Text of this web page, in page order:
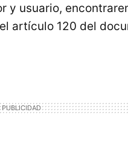
y usuario,
artículo 120 del